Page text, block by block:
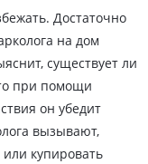
Достаточно
на дом
существует ли
при помощи
он убедит
вызывают,
купировать